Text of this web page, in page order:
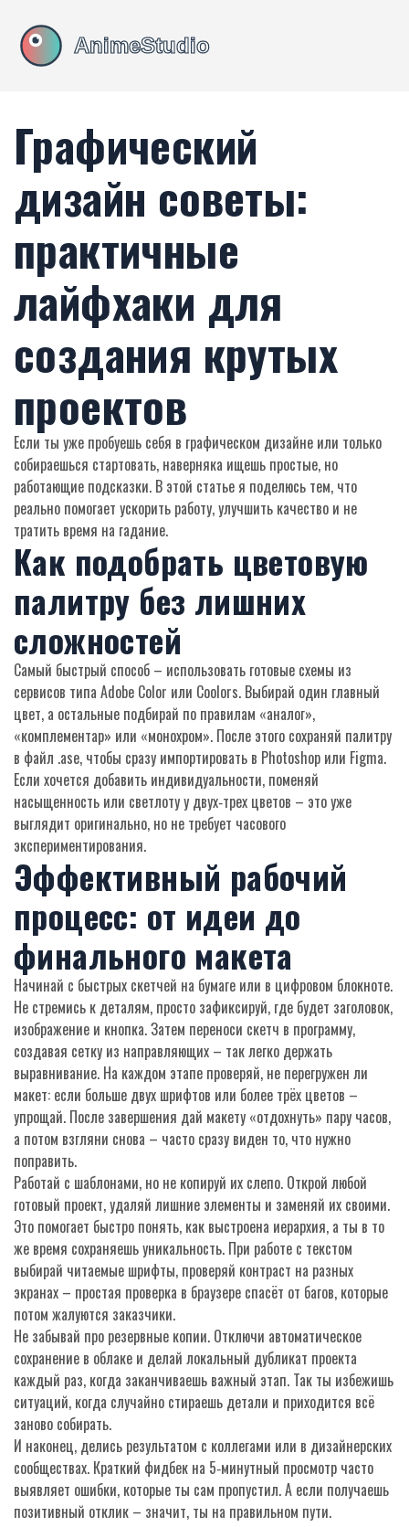
Графический
дизайн советы:
практичные
лайфхаки для
создания крутых
проектов
Если ты уже пробуешь себя в графическом дизайне или только
собираешься стартовать, наверняка ищешь простые, но
работающие подсказки. В этой статье я поделюсь тем, что
реально помогает ускорить работу, улучшить качество и не
тратить время на гадание.
Как подобрать цветовую
палитру без лишних
сложностей
Самый быстрый способ – использовать готовые схемы из
сервисов типа Adobe Color или Coolors. Выбирай один главный
цвет, а остальные подбирай по правилам «аналог»,
«комплементар» или «монохром». После этого сохраняй палитру
в файл .ase, чтобы сразу импортировать в Photoshop или Figma.
Если хочется добавить индивидуальности, поменяй
насыщенность или светлоту у двух‑трех цветов – это уже
выглядит оригинально, но не требует часового
экспериментирования.
Эффективный рабочий
процесс: от идеи до
финального макета
Начинай с быстрых скетчей на бумаге или в цифровом блокноте.
Не стремись к деталям, просто зафиксируй, где будет заголовок,
изображение и кнопка. Затем переноси скетч в программу,
создавая сетку из направляющих – так легко держать
выравнивание. На каждом этапе проверяй, не перегружен ли
макет: если больше двух шрифтов или более трёх цветов –
упрощай. После завершения дай макету «отдохнуть» пару часов,
а потом взгляни снова – часто сразу виден то, что нужно
поправить.
Работай с шаблонами, но не копируй их слепо. Открой любой
готовый проект, удаляй лишние элементы и заменяй их своими.
Это помогает быстро понять, как выстроена иерархия, а ты в то
же время сохраняешь уникальность. При работе с текстом
выбирай читаемые шрифты, проверяй контраст на разных
экранах – простая проверка в браузере спасёт от багов, которые
потом жалуются заказчики.
Не забывай про резервные копии. Отключи автоматическое
сохранение в облаке и делай локальный дубликат проекта
каждый раз, когда заканчиваешь важный этап. Так ты избежишь
ситуаций, когда случайно стираешь детали и приходится всё
заново собирать.
И наконец, делись результатом с коллегами или в дизайнерских
сообществах. Краткий фидбек на 5‑минутный просмотр часто
выявляет ошибки, которые ты сам пропустил. А если получаешь
позитивный отклик – значит, ты на правильном пути.